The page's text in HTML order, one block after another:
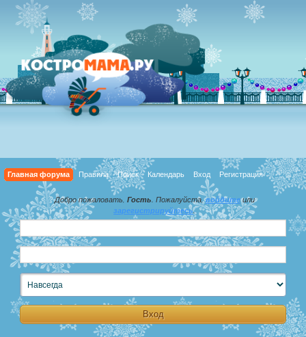
Главная форума Правила Поиск Календарь Вход Регистрация
Добро пожаловать, Гость . Пожалуйста,войдитеили
зарегистрируйтесь.